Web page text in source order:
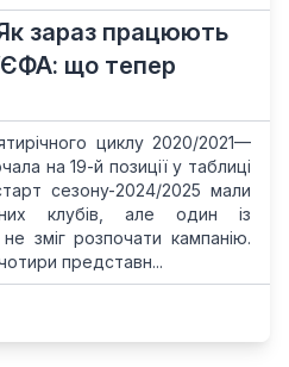
зараз працюють
що тепер
циклу 2020/2021—
на 19-й позиції у таблиці
сезону-2024/2025 мали
клубів, але один із
зміг розпочати кампанію.
представн...